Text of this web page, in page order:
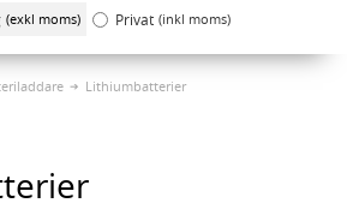
(exkl moms) Privat (inkl moms)
Lithiumbatterier